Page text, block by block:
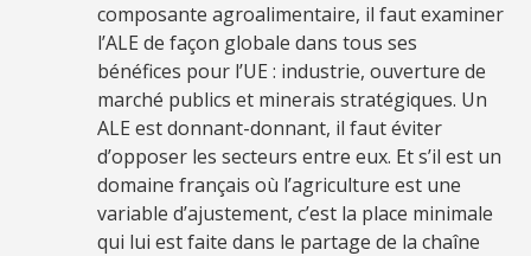
composante agroalimentaire, il faut examiner
l’ALE de façon globale dans tous ses
bénéfices pour l’UE : industrie, ouverture de
marché publics et minerais stratégiques. Un
ALE est donnant-donnant, il faut éviter
d’opposer les secteurs entre eux. Et s’il est un
domaine français où l’agriculture est une
variable d’ajustement, c’est la place minimale
qui lui est faite dans le partage de la chaîne